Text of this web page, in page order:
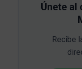
Únete al
Recibe